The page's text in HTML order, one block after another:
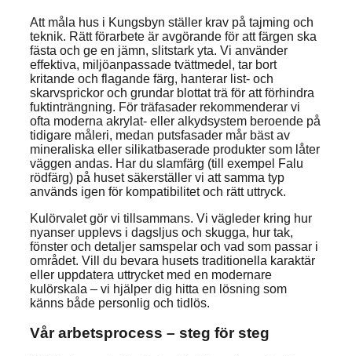
Att måla hus i Kungsbyn ställer krav på tajming och
teknik. Rätt förarbete är avgörande för att färgen ska
fästa och ge en jämn, slitstark yta. Vi använder
effektiva, miljöanpassade tvättmedel, tar bort
kritande och flagande färg, hanterar list- och
skarvsprickor och grundar blottat trä för att förhindra
fuktinträngning. För träfasader rekommenderar vi
ofta moderna akrylat- eller alkydsystem beroende på
tidigare måleri, medan putsfasader mår bäst av
mineraliska eller silikatbaserade produkter som låter
väggen andas. Har du slamfärg (till exempel Falu
rödfärg) på huset säkerställer vi att samma typ
används igen för kompatibilitet och rätt uttryck.
Kulörvalet gör vi tillsammans. Vi vägleder kring hur
nyanser upplevs i dagsljus och skugga, hur tak,
fönster och detaljer samspelar och vad som passar i
området. Vill du bevara husets traditionella karaktär
eller uppdatera uttrycket med en modernare
kulörskala – vi hjälper dig hitta en lösning som
känns både personlig och tidlös.
Vår arbetsprocess – steg för steg